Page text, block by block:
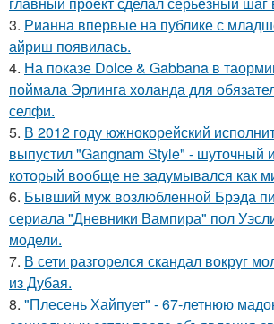
3. Рианна впервые на публике с
айриш появилась.
4. На показе Dolce & Gabbana в
поймала Эрлинга холанда для
селфи.
5. В 2012 году южнокорейский
выпустил "Gangnam Style" - шуточный
который вообще не задумывался как
6. Бывший муж возлюбленной Брэда
сериала "Дневники Вампира" пол
модели.
7. В сети разгорелся скандал вокруг
из Дубая.
8. "Плесень Хайпует" - 67-летнюю